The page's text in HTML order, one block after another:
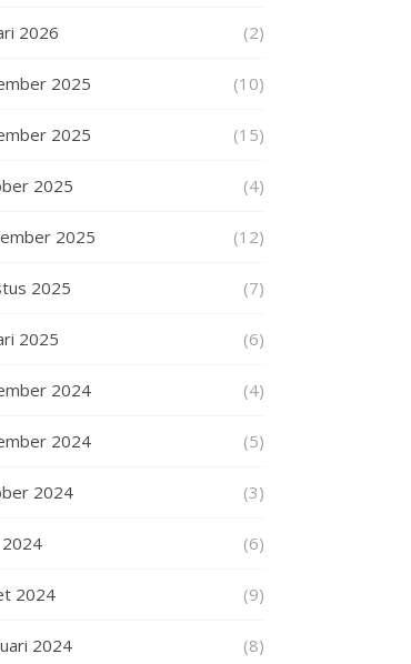
2026 (2)
2025 (10)
2025 (15)
2025 (4)
2025 (12)
2025 (7)
2025 (6)
2024 (4)
2024 (5)
2024 (3)
(6)
2024 (9)
2024 (8)